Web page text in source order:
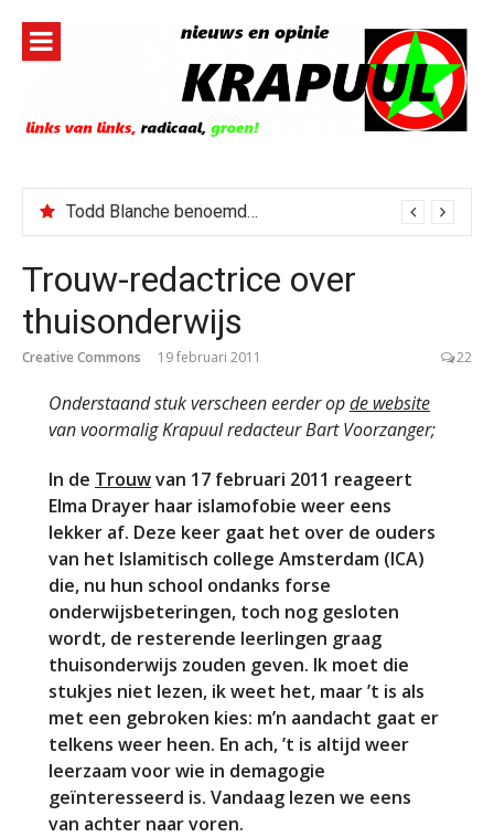
inhoud
Todd Blanche benoemd tot Attorney General
Trouw-redactrice over
thuisonderwijs
Creative Commons 19 februari 2011 22
Onderstaand stuk verscheen eerder opde website
van voormalig Krapuul redacteur Bart Voorzanger;
In de Trouwvan 17 februari 2011 reageert
Elma Drayer haar islamofobie weer eens
lekker af. Deze keer gaat het over de ouders
van het Islamitisch college Amsterdam (ICA)
die, nu hun school ondanks forse
onderwijsbeteringen, toch nog gesloten
wordt, de resterende leerlingen graag
thuisonderwijs zouden geven. Ik moet die
stukjes niet lezen, ik weet het, maar ’t is als
met een gebroken kies: m’n aandacht gaat er
telkens weer heen. En ach, ’t is altijd weer
leerzaam voor wie in demagogie
geïnteresseerd is. Vandaag lezen we eens
van achter naar voren.